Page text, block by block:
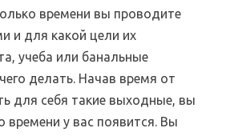
времени вы проводите
и для какой цели их
учеба или банальные
делать. Начав время от
для себя такие выходные, вы
времени у вас появится. Вы